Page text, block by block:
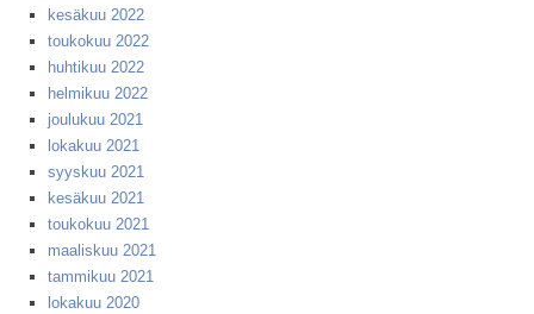
kesäkuu 2022
toukokuu 2022
huhtikuu 2022
helmikuu 2022
joulukuu 2021
lokakuu 2021
syyskuu 2021
kesäkuu 2021
toukokuu 2021
maaliskuu 2021
tammikuu 2021
lokakuu 2020